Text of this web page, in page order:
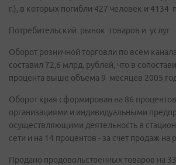
г.), в которых погибли 427 человек и 4134
Потребительский рынок товаров и услуг
Оборот розничной торговли по всем
составил 72,6 млрд. рублей, что в
процента выше объема 9 месяцев 2005
Оборот края сформирован на 86
организациями и индивидуальными
осуществляющими деятельность в
сети и на 14 процентов - за счет продаж на
Продано продовольственных товаров на